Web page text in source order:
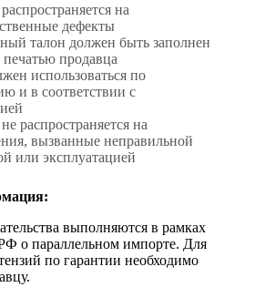
на
дефекты
талон должен быть заполнен
печатью продавца
использоваться по
и в соответствии с
распространяется на
вызванные неправильной
или эксплуатацией
выполняются в рамках
РФ о параллельном импорте. Для
по гарантии необходимо